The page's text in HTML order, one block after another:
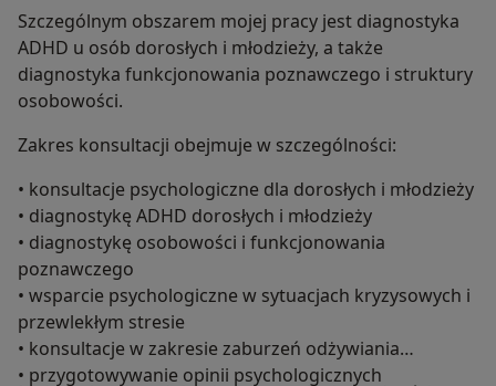
Szczególnym obszarem mojej pracy jest diagnostyka
ADHD u osób dorosłych i młodzieży, a także
diagnostyka funkcjonowania poznawczego i struktury
osobowości.
Zakres konsultacji obejmuje w szczególności:
• konsultacje psychologiczne dla dorosłych i młodzieży
• diagnostykę ADHD dorosłych i młodzieży
• diagnostykę osobowości i funkcjonowania
poznawczego
• wsparcie psychologiczne w sytuacjach kryzysowych i
przewlekłym stresie
• konsultacje w zakresie zaburzeń odżywiania
• przygotowywanie opinii psychologicznych